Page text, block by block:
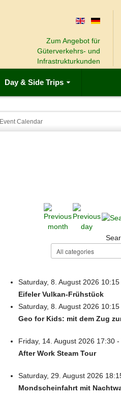
Zum Angebot für
Güterverkehrs- und
Infrastrukturkunden
Day & Side Trips
Event Calendar
Saturday, 8. August 2026
Eifeler Vulkan-Frühstück
Saturday, 8. August 2026
Geo for Kids: mit dem Zug
Friday, 14. August 2026 17:30
After Work Steam Tour
Saturday, 29. August 2026
Mondscheinfahrt mit